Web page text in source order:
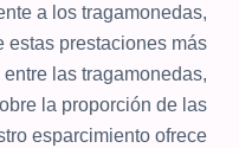
a los tragamonedas,
estas prestaciones más
las tragamonedas,
la proporción de las
esparcimiento ofrece